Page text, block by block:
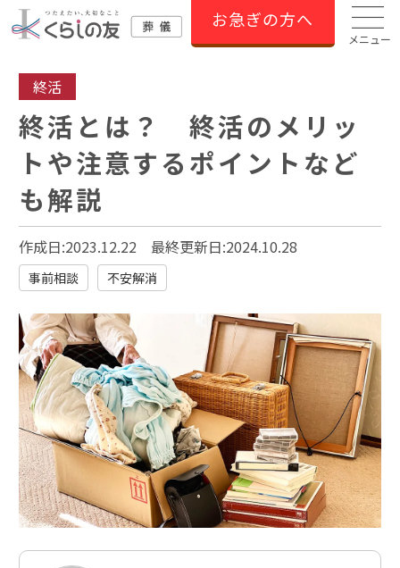
お急ぎの方へ
メニュー
終活
終活とは？ 終活のメリッ
トや注意するポイントなど
も解説
事前相談 不安解消
作成日:2023.12.22 最終更新日:2024.10.28